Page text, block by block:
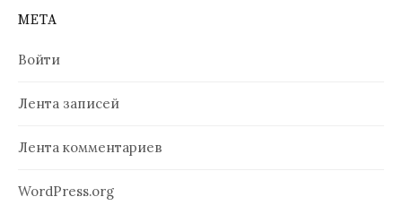
МЕТА
Войти
Лента записей
Лента комментариев
WordPress.org